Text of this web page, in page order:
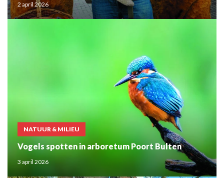
2 april 2026
NATUUR & MILIEU
Vogels spotten in arboretum Poort Bulten
3 april 2026